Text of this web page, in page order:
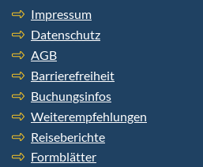
Impressum
Datenschutz
AGB
Barrierefreiheit
Buchungsinfos
Weiterempfehlungen
Reiseberichte
Formblätter